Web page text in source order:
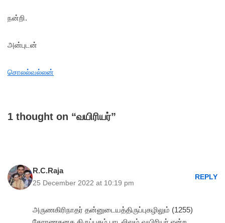
நன்றி.
அன்புடன்
சொலல்வல்லன்
1 thought on “வயிரியர்”
R.C.Raja
25 December 2022 at 10:19 pm
REPLY
அருணகிரிநாதர் தன்னுடையத்திருப்புகழிலும் (1255)